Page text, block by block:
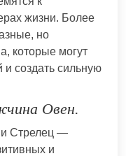
жизни. Более
но
которые могут
создать сильную
Овен.
и Стрелец —
и